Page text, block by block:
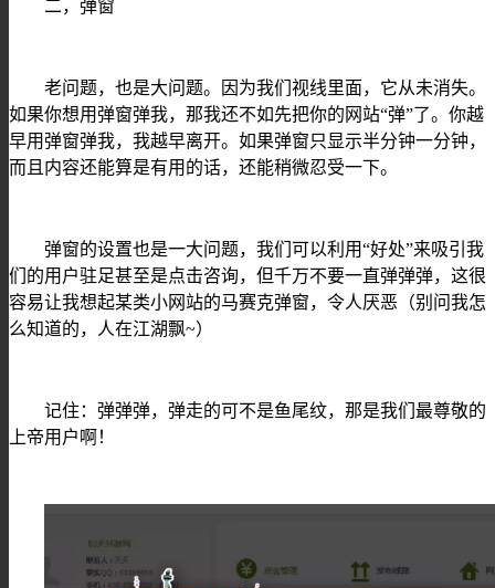
二，弹窗
老问题，也是大问题。因为我们视线里面，它从未消失。
如果你想用弹窗弹我，那我还不如先把你的网站“弹”了。你越
早用弹窗弹我，我越早离开。如果弹窗只显示半分钟一分钟，
而且内容还能算是有用的话，还能稍微忍受一下。
弹窗的设置也是一大问题，我们可以利用“好处”来吸引我
们的用户驻足甚至是点击咨询，但千万不要一直弹弹弹，这很
容易让我想起某类小网站的马赛克弹窗，令人厌恶（别问我怎
么知道的，人在江湖飘~）
记住：弹弹弹，弹走的可不是鱼尾纹，那是我们最尊敬的
上帝用户啊！